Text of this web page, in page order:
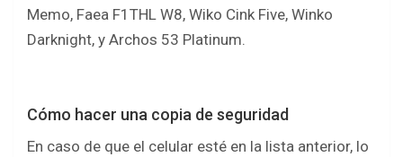
Memo, Faea F1THL W8, Wiko Cink Five, Winko
Darknight, y Archos 53 Platinum.
Cómo hacer una copia de seguridad
En caso de que el celular esté en la lista anterior, lo